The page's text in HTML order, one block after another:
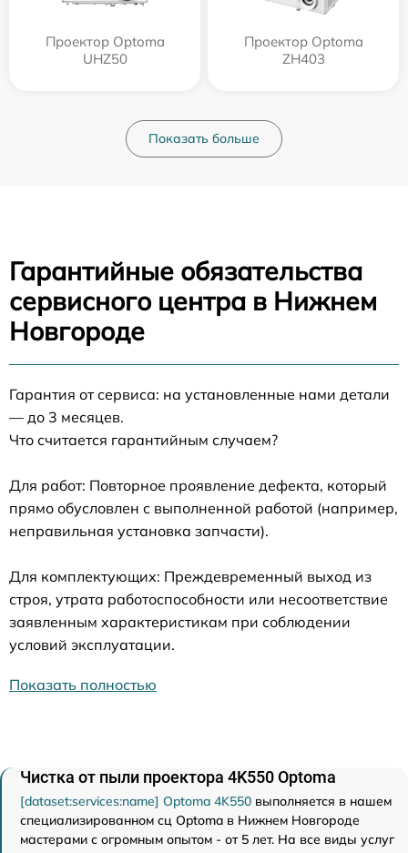
Проектор Optoma
UHZ50
Проектор Optoma
ZH403
Показать больше
Гарантийные обязательства
сервисного центра в Нижнем
Новгороде
Гарантия от сервиса: на установленные нами детали
— до 3 месяцев.
Что считается гарантийным случаем?
Для работ: Повторное проявление дефекта, который
прямо обусловлен с выполненной работой (например,
неправильная установка запчасти).
Для комплектующих: Преждевременный выход из
строя, утрата работоспособности или несоответствие
заявленным характеристикам при соблюдении
условий эксплуатации.
Показать полностью
Чистка от пыли проектора 4K550 Optoma
[dataset:services:name] Optoma 4K550 выполняется в нашем
специализированном сц Optoma в Нижнем Новгороде
мастерами с огромным опытом - от 5 лет. На все виды услуг